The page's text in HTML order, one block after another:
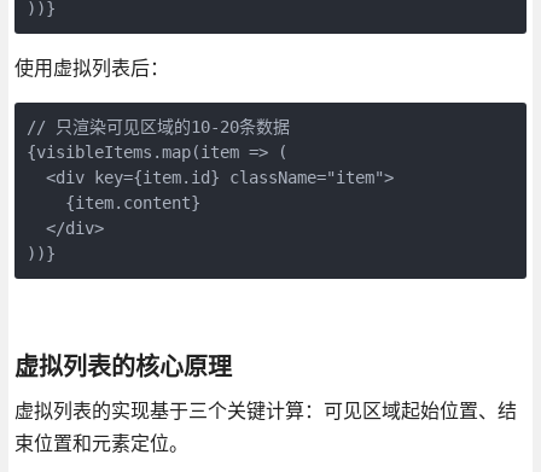
))}
使用虚拟列表后：
// 只渲染可见区域的10-20条数据
{visibleItems.map(item => (
  <div key={item.id} className="item">
    {item.content}
  </div>
))}
虚拟列表的核心原理
虚拟列表的实现基于三个关键计算：可见区域起始位置、结
束位置和元素定位。